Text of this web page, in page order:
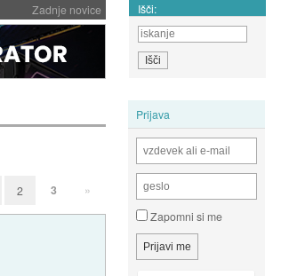
Zadnje novice Išči:
Prijava
Zapomni si me
2 3 »